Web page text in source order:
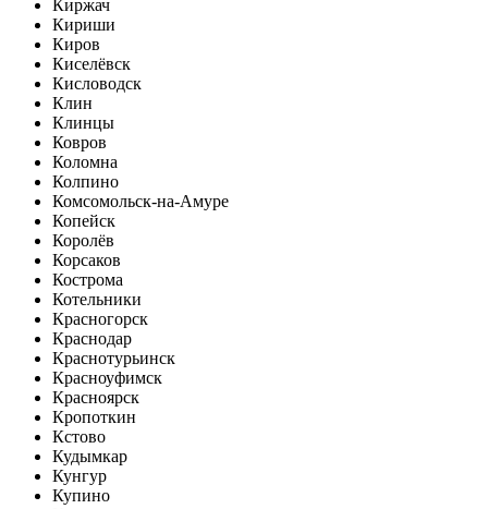
Киржач
Кириши
Киров
Киселёвск
Кисловодск
Клин
Клинцы
Ковров
Коломна
Колпино
Комсомольск-на-Амуре
Копейск
Королёв
Корсаков
Кострома
Котельники
Красногорск
Краснодар
Краснотурьинск
Красноуфимск
Красноярск
Кропоткин
Кстово
Кудымкар
Кунгур
Купино